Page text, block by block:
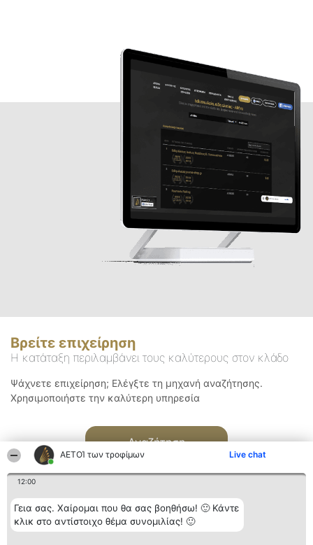
ΑΕΤΟΊ των τροφίμων Live chat
12:00
Γεια σας. Χαίρομαι που θα σας βοηθήσω! 🙂 Κάντε
κλικ στο αντίστοιχο θέμα συνομιλίας! 🙂
Βρείτε επιχείρηση
Η κατάταξη περιλαμβάνει τους καλύτερους στον κλάδο
Ψάχνετε επιχείρηση; Ελέγξτε τη μηχανή αναζήτησης.
Χρησιμοποιήστε την καλύτερη υπηρεσία
Αναζήτηση